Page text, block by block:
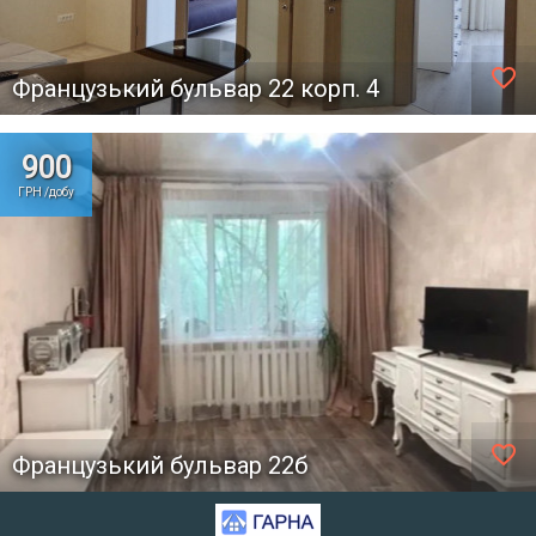
favorite_border
Французький бульвар 22 корп. 4
favorite_border
900
ГРН /добу
Французький бульвар 22б